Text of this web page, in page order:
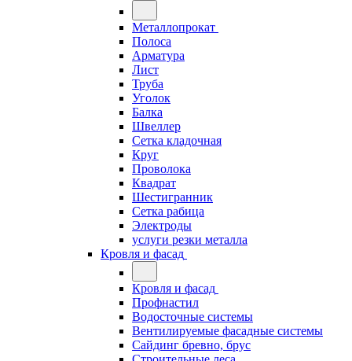
Металлопрокат
Полоса
Арматура
Лист
Труба
Уголок
Балка
Швеллер
Сетка кладочная
Круг
Проволока
Квадрат
Шестигранник
Сетка рабица
Электроды
услуги резки металла
Кровля и фасад
Кровля и фасад
Профнастил
Водосточные системы
Вентилируемые фасадные системы
Сайдинг бревно, брус